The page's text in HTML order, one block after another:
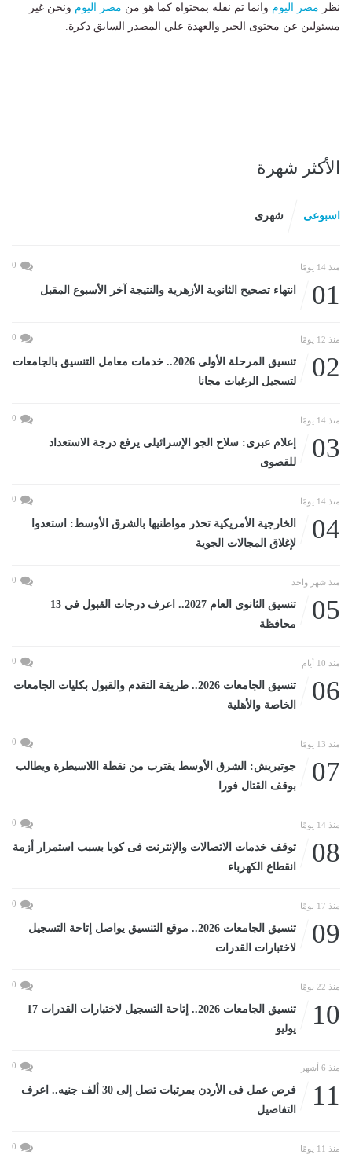
نظر مصر اليوم وانما تم نقله بمحتواه كما هو من مصر اليوم ونحن غير
مسئولين عن محتوى الخبر والعهدة علي المصدر السابق ذكرة.
الأكثر شهرة
اسبوعى شهرى
منذ 14 يومًا 0
01 انتهاء تصحيح الثانوية الأزهرية والنتيجة آخر الأسبوع المقبل
منذ 12 يومًا 0
02
تنسيق المرحلة الأولى 2026.. خدمات معامل التنسيق بالجامعات
لتسجيل الرغبات مجانا
منذ 14 يومًا 0
03
إعلام عبرى: سلاح الجو الإسرائيلى يرفع درجة الاستعداد
للقصوى
منذ 14 يومًا 0
04
الخارجية الأمريكية تحذر مواطنيها بالشرق الأوسط: استعدوا
لإغلاق المجالات الجوية
منذ شهر واحد 0
05
تنسيق الثانوى العام 2027.. اعرف درجات القبول في 13
محافظة
منذ 10 أيام 0
06
تنسيق الجامعات 2026.. طريقة التقدم والقبول بكليات الجامعات
الخاصة والأهلية
منذ 13 يومًا 0
07
جوتيريش: الشرق الأوسط يقترب من نقطة اللاسيطرة ويطالب
بوقف القتال فورا
منذ 14 يومًا 0
08
توقف خدمات الاتصالات والإنترنت فى كوبا بسبب استمرار أزمة
انقطاع الكهرباء
منذ 17 يومًا 0
09
تنسيق الجامعات 2026.. موقع التنسيق يواصل إتاحة التسجيل
لاختبارات القدرات
منذ 22 يومًا 0
10
تنسيق الجامعات 2026.. إتاحة التسجيل لاختبارات القدرات 17
يوليو
منذ 6 أشهر 0
11
فرص عمل فى الأردن بمرتبات تصل إلى 30 ألف جنيه.. اعرف
التفاصيل
منذ 11 يومًا 0